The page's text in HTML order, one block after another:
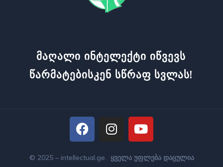
Მაღალი Ინტელექტი Იწვევს
Წარმატებისკენ Სწრაფ Სვლას!
© 2025 – intellectual.ge. ყველა უფლება დაცულია